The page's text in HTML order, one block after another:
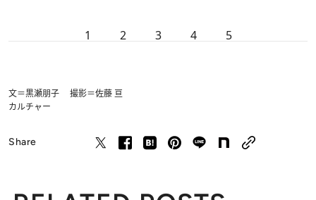
1 2 3 4 5
文＝黒瀬朋子 撮影＝佐藤 亘
カルチャー
Share